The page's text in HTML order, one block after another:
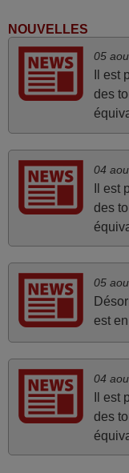
La telecommande
super.
Ravie de voir que
deja traitée et
attend la réception
NOUVELLES
05
Il est
des
04
Il est
des
05
est
04
Il est
des